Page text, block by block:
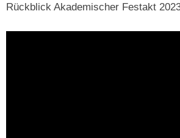
Rückblick Akademischer Festakt